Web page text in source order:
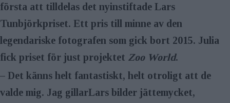
första att tilldelas det nyinstiftade Lars
Tunbjörkpriset. Ett pris till minne av den
legendariske fotografen som gick bort 2015. Julia
fick priset för just projektet Zoo World.
– Det känns helt fantastiskt, helt otroligt att de
valde mig. Jag gillarLars bilder jättemycket,